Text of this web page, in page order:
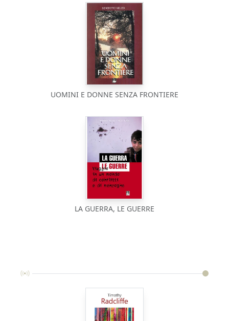
UOMINI E DONNE SENZA FRONTIERE
LA GUERRA, LE GUERRE